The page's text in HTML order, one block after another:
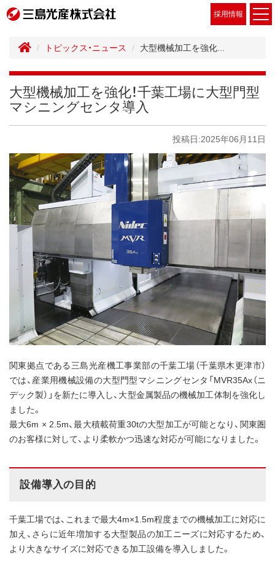
採用情報
トピックス・ニュース 大型機械加工を強化...
大型機械加工を強化！千葉工場に大型門型
マシニングセンタ導入
投稿日:2025年06月11日
関東拠点である三島光産機工事業部の千葉工場（千葉県木更津市）
では、産業用機械設備の大型門型マシニングセンタ「MVR35Ax（ニ
デック製）」を新たに導入し、大型金属製品の機械加工体制を強化し
ました。
最大6m × 2.5m、最大積載荷重30tの大型加工が可能となり、関東圏
のお客様に対して、より柔軟かつ迅速な対応が可能になりました。
設備導入の目的
千葉工場では、これまで最大4m×1.5m程度までの機械加工に対応に
加え、さらに近年増加する大型製品の加工ニーズに対応するため、
より大きなサイズに対応できる加工設備を導入しました。